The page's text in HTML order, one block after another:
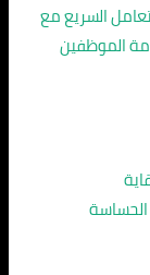
السريع مع
الموظفين